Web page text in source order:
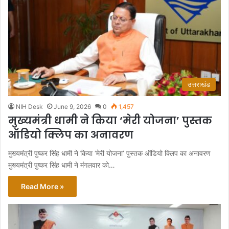
उत्तराखंड
NIH Desk June 9, 2026 0 1,457
मुख्यमंत्री धामी ने किया ‘मेरी योजना’ पुस्तक
ऑडियो क्लिप का अनावरण
मुख्यमंत्री पुष्कर सिंह धामी ने किया ‘मेरी योजना’ पुस्तक ऑडियो क्लिप का अनावरण
मुख्यमंत्री पुष्कर सिंह धामी ने मंगलवार को…
Read More »